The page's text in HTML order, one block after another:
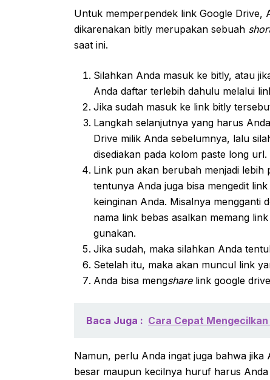
Untuk memperpendek link Google Drive,
dikarenakan bitly merupakan sebuah
saat ini.
Silahkan Anda masuk ke bitly, atau
Anda daftar terlebih dahulu melalui
Jika sudah masuk ke link bitly
Langkah selanjutnya yang harus
Drive milik Anda sebelumnya, lalu
disediakan pada kolom paste long url.
Link pun akan berubah menjadi lebih
tentunya Anda juga bisa mengedit
keinginan Anda. Misalnya mengganti
nama link bebas asalkan memang
gunakan.
Jika sudah, maka silahkan Anda
Setelah itu, maka akan muncul link
Anda bisa mengsharelink google
Baca Juga : Cara Cepat
Namun, perlu Anda ingat juga bahwa
besar maupun kecilnya huruf harus